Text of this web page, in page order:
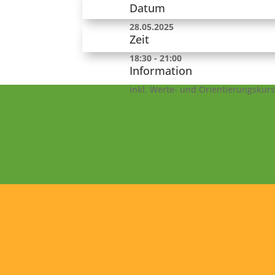
Datum
28.05.2025
Zeit
18:30 - 21:00
Information
inkl. Werte- und